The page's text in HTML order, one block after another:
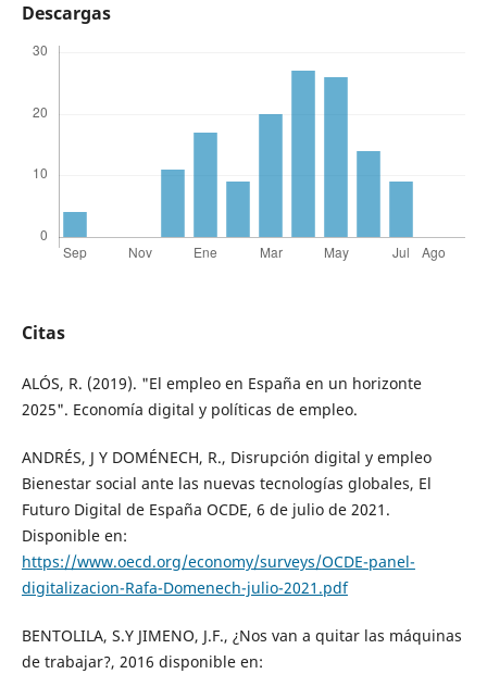
Descargas
Citas
ALÓS, R. (2019). "El empleo en España en un horizonte
2025". Economía digital y políticas de empleo.
ANDRÉS, J Y DOMÉNECH, R., Disrupción digital y empleo
Bienestar social ante las nuevas tecnologías globales, El
Futuro Digital de España OCDE, 6 de julio de 2021.
Disponible en:
https://www.oecd.org/economy/surveys/OCDE-panel-
digitalizacion-Rafa-Domenech-julio-2021.pdf
BENTOLILA, S.Y JIMENO, J.F., ¿Nos van a quitar las máquinas
de trabajar?, 2016 disponible en: